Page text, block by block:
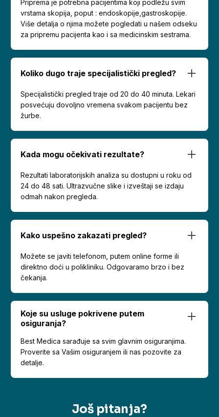
Priprema je potrebna pacijentima koji podležu svim
vrstama skopija, poput : endoskopije,gastroskopije.
Više detalja o njima možete pogledati u našem odseku
za pripremu pacijenta kao i sa medicinskim sestrama.
Koliko dugo traje specijalistički pregled?
Specijalistički pregled traje od 20 do 40 minuta. Lekari
posvećuju dovoljno vremena svakom pacijentu bez
žurbe.
Kada mogu očekivati rezultate?
Rezultati laboratorijskih analiza su dostupni u roku od
24 do 48 sati. Ultrazvučne slike i izveštaji se izdaju
odmah nakon pregleda.
Kako uspešno zakazati pregled?
Možete se javiti telefonom, putem online forme ili
direktno doći u polikliniku. Odgovaramo brzo i bez
čekanja.
Koje su usluge pokrivene putem
osiguranja?
Best Medica sarađuje sa svim glavnim osiguranjima.
Proverite sa Vašim osiguranjem ili nas pozovite za
detalje.
Još pitanja?